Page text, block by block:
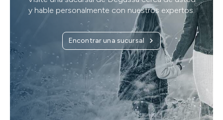
y hable personalmente con nuestros expertos.
Encontrar una sucursal